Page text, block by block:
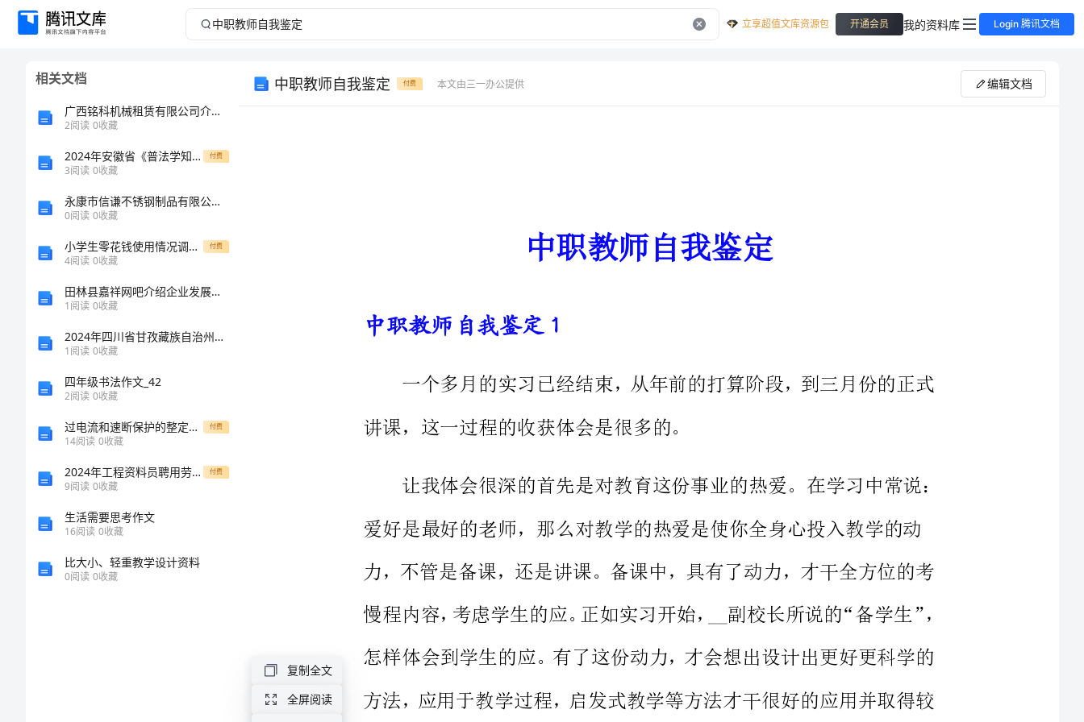
中
立享超值文库资源包 开通会员 我的资料库 Login 腾讯文档
相关文档
广西铭科机械租赁有限公司介绍企业发展分析报告
2阅读 0收藏
2024年安徽省《普法学知识竞赛》必刷100题必背【有一套】 付费
3阅读 0收藏
永康市信谦不锈钢制品有限公司介绍企业发展分析报告
0阅读 0收藏
小学生零花钱使用情况调查表 付费
4阅读 0收藏
田林县嘉祥网吧介绍企业发展分析报告
1阅读 0收藏
2024年四川省甘孜藏族自治州色达县中级统计师《统计工作实务》全真模拟试卷（附答案及解析）
1阅读 0收藏
四年级书法作文_42
2阅读 0收藏
过电流和速断保护的整定计算公式 付费
14阅读 0收藏
2024年工程资料员聘用劳务合同 付费
9阅读 0收藏
生活需要思考作文
16阅读 0收藏
比大小、轻重教学设计资料
0阅读 0收藏
中职教师自我鉴定 付费 本文由三一办公提供 编辑文档
应。就是预先想到效果不好时，自己应承受这份压力，较好期望当然
很好，但若由于自己的能力所限以及各方面的变化，引起教学效果不
讲课，这一过程的收获体会是很多的。
让我体会很深的首先是对教育这份事业的热爱。在学习中常说：
慢程内容，考虑学生的应。正如实习开始，__副校长所说的“备学生”，
其次是要设定较高的目标，同时又要考虑到效果不佳时，自己的
复制全文
全屏阅读